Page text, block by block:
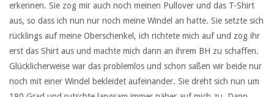
erkennen. Sie zog mir auch noch meinen Pullover und das T-Shirt
aus, so dass ich nun nur noch meine Windel an hatte. Sie setzte sich
rücklings auf meine Oberschenkel, ich richtete mich auf und zog ihr
erst das Shirt aus und machte mich dann an ihrem BH zu schaffen.
Glücklicherweise war das problemlos und schon saßen wir beide nur
noch mit einer Windel bekleidet aufeinander. Sie dreht sich nun um